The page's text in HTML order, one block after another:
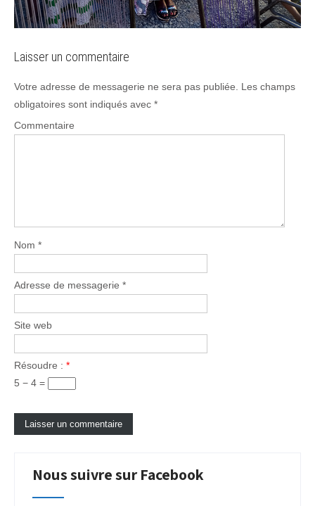
Laisser un commentaire
Votre adresse de messagerie ne sera pas publiée. Les champs
obligatoires sont indiqués avec *
Commentaire
Nom *
Adresse de messagerie *
Site web
Résoudre : *
5 − 4 =
Nous suivre sur Facebook